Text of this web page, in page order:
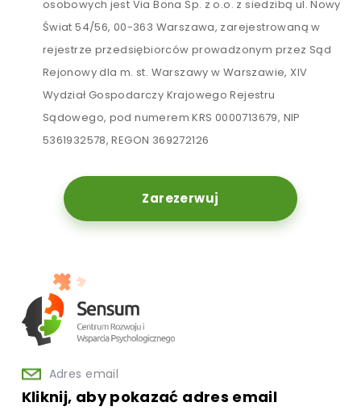
osobowych jest Via Bona Sp. z o.o. z siedzibą ul. Nowy
Świat 54/56, 00-363 Warszawa, zarejestrowaną w
rejestrze przedsiębiorców prowadzonym przez Sąd
Rejonowy dla m. st. Warszawy w Warszawie, XIV
Wydział Gospodarczy Krajowego Rejestru
Sądowego, pod numerem KRS 0000713679, NIP
5361932578, REGON 369272126
Zarezerwuj
Adres email
Kliknij, aby pokazać adres email